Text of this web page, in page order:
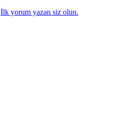
İlk yorum yazan siz olun.